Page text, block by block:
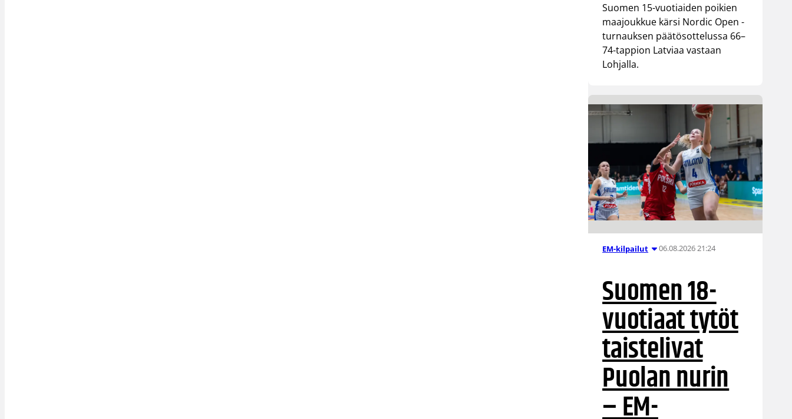
Suomen 15-vuotiaiden poikien
maajoukkue kärsi Nordic Open -
turnauksen päätösottelussa 66–
74-tappion Latviaa vastaan
Lohjalla.
EM-kilpailut 06.08.2026 21:24
Suomen 18-
vuotiaat tytöt
taistelivat
Puolan nurin
– EM-